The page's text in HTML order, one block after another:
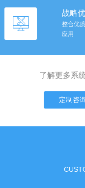
战略
整合优
应用
了解更多系
定制咨